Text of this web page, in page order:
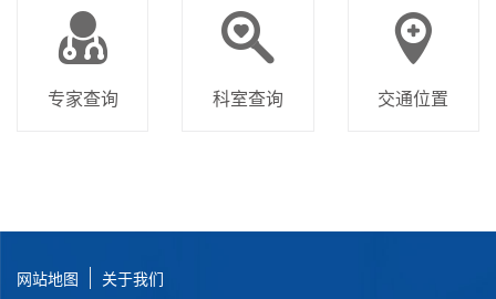
专家查询 科室查询 交通位置
网站地图 关于我们